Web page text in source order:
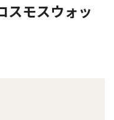
モスウォッ